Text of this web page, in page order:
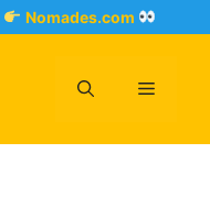
Nomades.com
Menu